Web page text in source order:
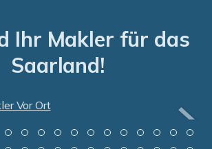
Ihr Makler für das
Saarland!
Vor Ort